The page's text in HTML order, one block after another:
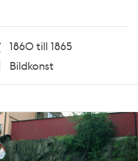
1860 till 1865
Bildkonst